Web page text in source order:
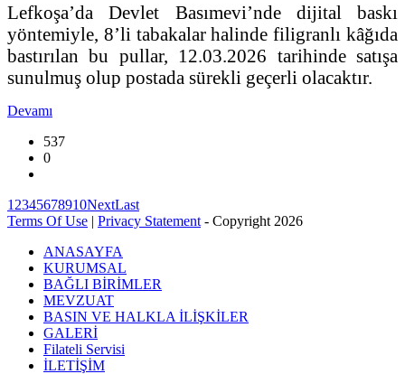
Lefkoşa’da Devlet Basımevi’nde dijital baskı
yöntemiyle, 8’li tabakalar halinde filigranlı kâğıda
bastırılan bu pullar, 12.03.2026 tarihinde satışa
sunulmuş olup postada sürekli geçerli olacaktır.
Devamı
537
0
1 2345678910NextLast
Terms Of Use | Privacy Statement - Copyright 2026
ANASAYFA
KURUMSAL
BAĞLI BİRİMLER
MEVZUAT
BASIN VE HALKLA İLİŞKİLER
GALERİ
Filateli Servisi
İLETİŞİM